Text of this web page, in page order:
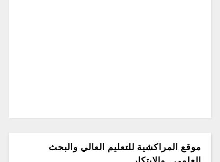
موقع المراكشية للتعليم العالي والبحث